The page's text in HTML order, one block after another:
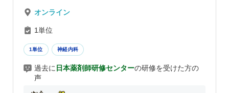
オンライン
1単位
1単位 神経内科
過去に 日本薬剤師研修センターの研修を受けた方の
声